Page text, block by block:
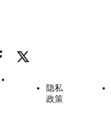
隐私
政策